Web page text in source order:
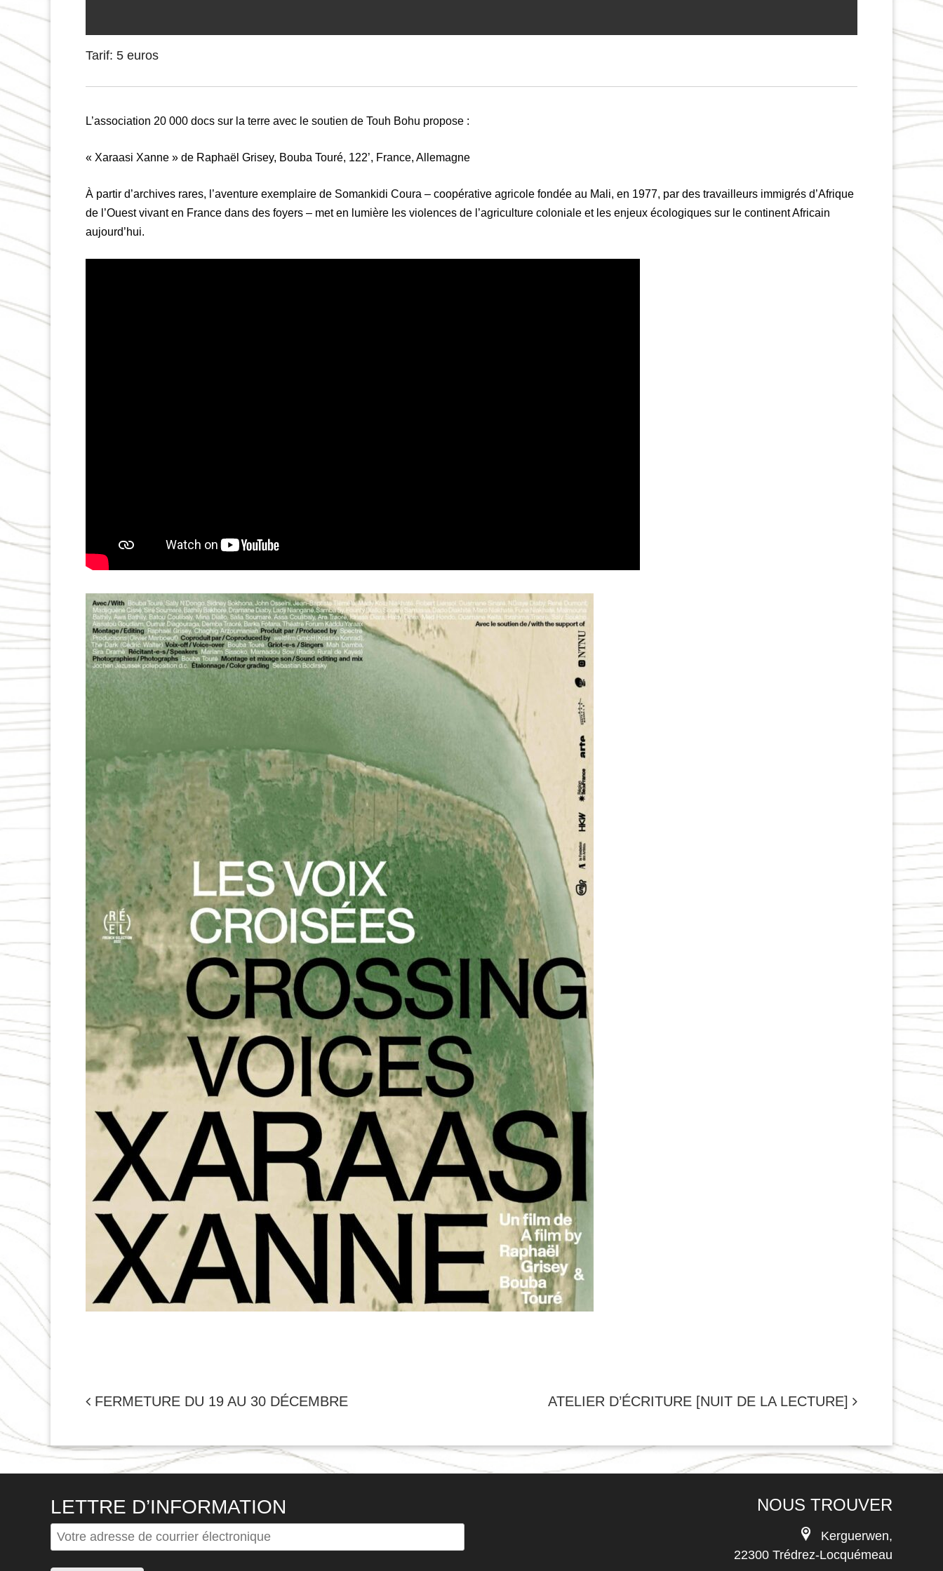
Tarif: 5 euros
L’association 20 000 docs sur la terre avec le soutien de Touh Bohu propose :
« Xaraasi Xanne » de Raphaël Grisey, Bouba Touré, 122’, France, Allemagne
À partir d’archives rares, l’aventure exemplaire de Somankidi Coura – coopérative agricole fondée au Mali, en 1977, par des travailleurs immigrés d’Afrique
de l’Ouest vivant en France dans des foyers – met en lumière les violences de l’agriculture coloniale et les enjeux écologiques sur le continent Africain
aujourd’hui.
NAVIGATION
L'ARTICLE
FERMETURE DU 19 AU 30 DÉCEMBRE ATELIER D’ÉCRITURE [NUIT DE LA LECTURE]
LETTRE D’INFORMATION NOUS TROUVER
Kerguerwen,
22300 Trédrez-Locquémeau